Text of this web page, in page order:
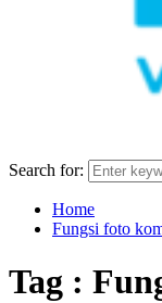
Search for:
Home
Fungsi foto
Tag :